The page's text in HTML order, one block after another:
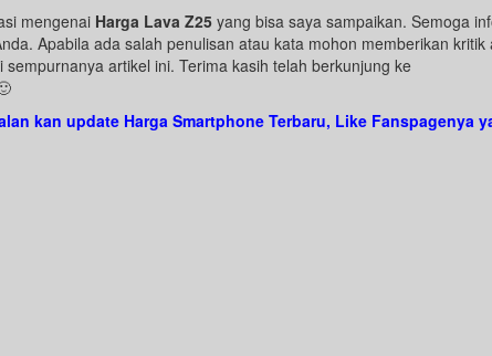
mengenai Harga Lava Z25 yang bisa saya sampaikan. Semoga
Apabila ada salah penulisan atau kata mohon memberikan kritik
artikel ini. Terima kasih telah berkunjung ke
kan update Harga Smartphone Terbaru, Like Fanspagenya